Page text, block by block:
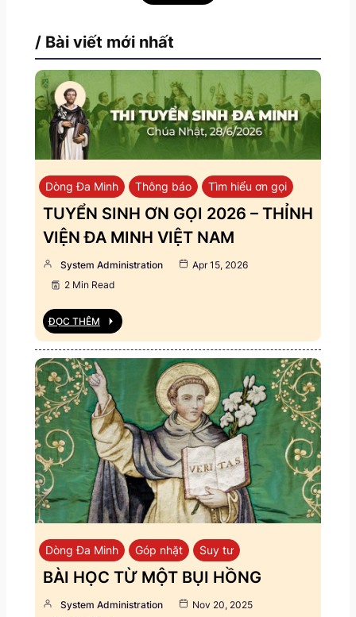
/ Bài viết mới nhất
Dòng Đa Minh Thông báo Tìm hiểu ơn gọi
TUYỂN SINH ƠN GỌI 2026 – THỈNH
VIỆN ĐA MINH VIỆT NAM
System Administration
Apr 15, 2026
2 Min Read
ĐỌC THÊM
Dòng Đa Minh Góp nhặt Suy tư
BÀI HỌC TỪ MỘT BỤI HỒNG
System Administration
Nov 20, 2025